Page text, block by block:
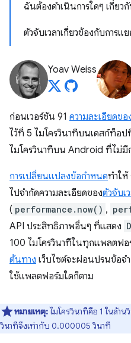
ฉันต้องดำเนินการใดๆ เกี่ยว
ตัวจับเวลาเกี่ยวข้องกับการ
Yoav Weiss
ก่อนเวอร์ชัน 91 ความละเอียดขอ
ไว้ที่ 5 ไมโครวินาทีบนเดสก์ท็อป
ไมโครวินาทีบน Android ที่ไม่มี
การเปลี่ยนแปลงข้อกําหนดทำให้
ไปจํากัดความละเอียดของตัวจับเ
( performance.now() ,
API ประสิทธิภาพอื่นๆ ที่แสดง
100 ไมโครวินาทีในทุกแพลตฟอ
ต้นทาง เว็บไซต์จะผ่อนปรนข้อจ
ใช้แพลตฟอร์มใดก็ตาม
หมายเหตุ:ไมโครวินาทีคือ 1 ในล้า
วินาทีจึงเท่ากับ 0.000005 วินาที